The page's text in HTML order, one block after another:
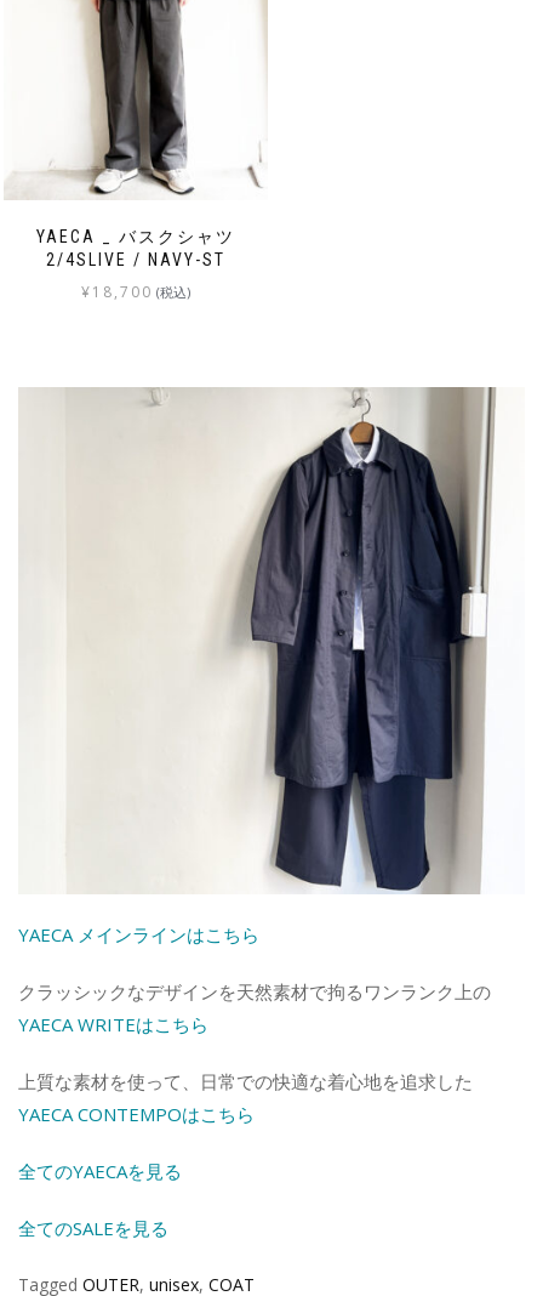
YAECA _ バスクシャツ
2/4SLIVE / NAVY-ST
¥18,700 (税込)
YAECA メインラインはこちら
クラッシックなデザインを天然素材で拘るワンランク上の
YAECA WRITEはこちら
上質な素材を使って、日常での快適な着心地を追求した
YAECA CONTEMPOはこちら
全てのYAECAを見る
全てのSALEを見る
Tagged OUTER, unisex, COAT